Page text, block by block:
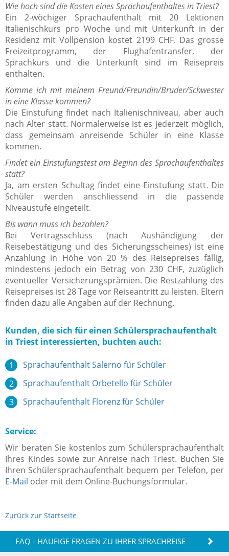
Wie hoch sind die Kosten eines Sprachaufenthaltes in Triest?
Ein 2-wöchiger Sprachaufenthalt mit 20 Lektionen
Italienischkurs pro Woche und mit Unterkunft in der
Residenz mit Vollpension kostet 2199 CHF. Das grosse
Freizeitprogramm, der Flughafentransfer, der
Sprachkurs und die Unterkunft sind im Reisepreis
enthalten.
Komme ich mit meinem Freund/Freundin/Bruder/Schwester
in eine Klasse kommen?
Die Einstufung findet nach Italienischniveau, aber auch
nach Alter statt. Normalerweise ist es jederzeit möglich,
dass gemeinsam anreisende Schüler in eine Klasse
kommen.
Findet ein Einstufungstest am Beginn des Sprachaufenthaltes
statt?
Ja, am ersten Schultag findet eine Einstufung statt. Die
Schüler werden anschliessend in die passende
Niveaustufe eingeteilt.
Bis wann muss ich bezahlen?
Bei Vertragsschluss (nach Aushändigung der
Reisebestätigung und des Sicherungsscheines) ist eine
Anzahlung in Höhe von 20 % des Reisepreises fällig,
mindestens jedoch ein Betrag von 230 CHF, zuzüglich
eventueller Versicherungsprämien. Die Restzahlung des
Reisepreises ist 28 Tage vor Reiseantritt zu leisten. Eltern
finden dazu alle Angaben auf der Rechnung.
Kunden, die sich für einen Schülersprachaufenthalt
in Triest interessierten, buchten auch:
Sprachaufenthalt Salerno für Schüler
Sprachaufenthalt Orbetello für Schüler
Sprachaufenthalt Florenz für Schüler
Service:
Wir beraten Sie kostenlos zum Schülersprachaufenthalt
Ihres Kindes sowie zur Anreise nach Triest. Buchen Sie
Ihren Schülersprachaufenthalt bequem per Telefon, per
E-Mail oder mit dem Online-Buchungsformular.
Zurück zur Startseite
FAQ - HÄUFIGE FRAGEN ZU IHRER SPRACHREISE